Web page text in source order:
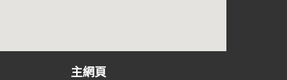
主網頁